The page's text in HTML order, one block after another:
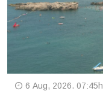
6 Aug, 2026. 07:45h